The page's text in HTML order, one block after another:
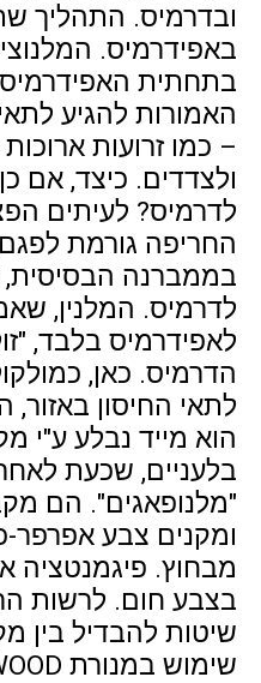
ובדרמיס. התהליך
באפידרמיס.
בתחתית האפידרמיס
האמורות להגיע
– כמו זרועות
ולצדדים. כיצד, אם
לדרמיס? לעיתים
החריפה גורמת
בממברנה הבסיסית,
לדרמיס. המלנין,
לאפידרמיס בלבד,
הדרמיס. כאן,
לתאי החיסון באזור,
הוא מייד נבלע ע"י
בלעניים, שכעת
"מלנופאגים". הם
ומקנים צבע אפרפר-
מבחוץ. פיגמנטציה
בצבע חום. לרשות
שיטות להבדיל בין
שימוש במנורת WOOD, וגם ביופסיה.